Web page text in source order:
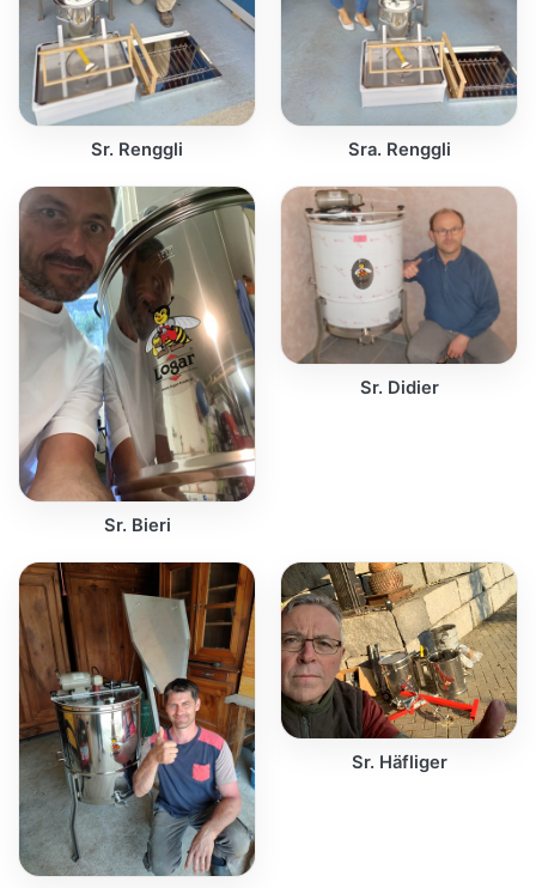
Sr. Renggli Sra. Renggli
Sr. Bieri
Sr. Didier
Sr. Häfliger